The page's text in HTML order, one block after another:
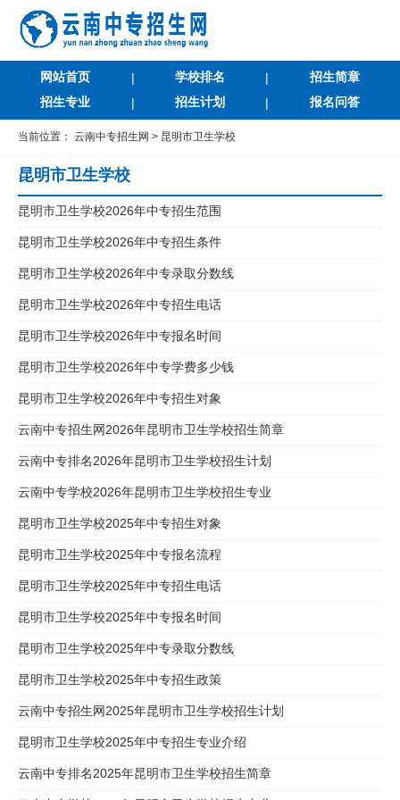
网站首页 | 学校排名 |
招生简章
招生专业
| 招生计划 | 报名问答
当前位置： 云南中专招生网 > 昆明市卫生学校
昆明市卫生学校
昆明市卫生学校2026年中专招生范围
昆明市卫生学校2026年中专招生条件
昆明市卫生学校2026年中专录取分数线
昆明市卫生学校2026年中专招生电话
昆明市卫生学校2026年中专报名时间
昆明市卫生学校2026年中专学费多少钱
昆明市卫生学校2026年中专招生对象
云南中专招生网2026年昆明市卫生学校招生简章
云南中专排名2026年昆明市卫生学校招生计划
云南中专学校2026年昆明市卫生学校招生专业
昆明市卫生学校2025年中专招生对象
昆明市卫生学校2025年中专报名流程
昆明市卫生学校2025年中专招生电话
昆明市卫生学校2025年中专报名时间
昆明市卫生学校2025年中专录取分数线
昆明市卫生学校2025年中专招生政策
云南中专招生网2025年昆明市卫生学校招生计划
昆明市卫生学校2025年中专招生专业介绍
云南中专排名2025年昆明市卫生学校招生简章